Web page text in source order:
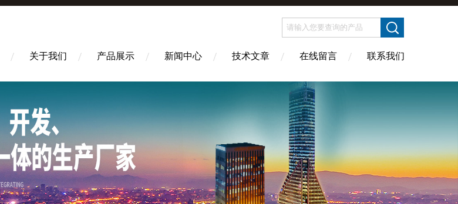
关于我们 产品展示 新闻中心 技术文章 在线留言 联系我们